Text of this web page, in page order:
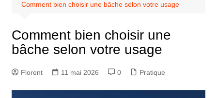
Comment bien choisir une bâche selon votre usage
Comment bien choisir une
bâche selon votre usage
Florent 11 mai 2026 0 Pratique